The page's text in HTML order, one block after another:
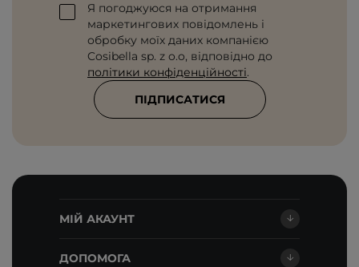
Я погоджуюся на отримання
маркетингових повідомлень і
обробку моїх даних компанією
Cosibella sp. z o.o, відповідно до
політики конфіденційності.
ПІДПИСАТИСЯ
МІЙ АКАУНТ
ДОПОМОГА